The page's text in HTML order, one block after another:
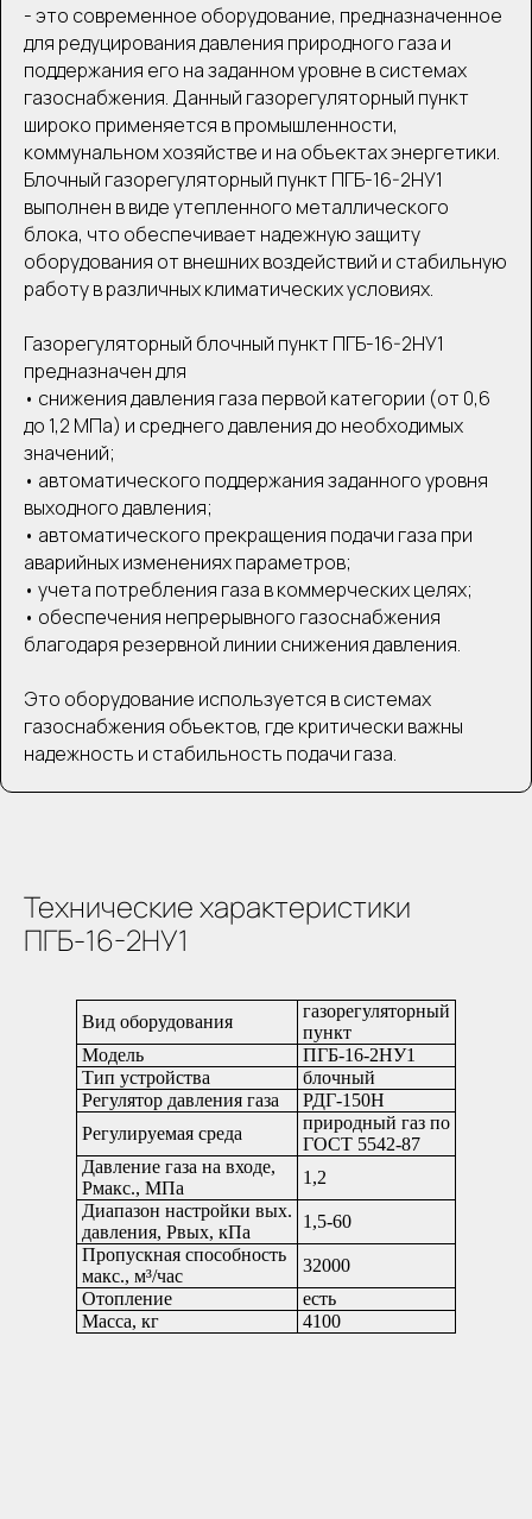
- это современное оборудование, предназначенное
для редуцирования давления природного газа и
поддержания его на заданном уровне в системах
газоснабжения. Данный газорегуляторный пункт
широко применяется в промышленности,
коммунальном хозяйстве и на объектах энергетики.
Блочный газорегуляторный пункт ПГБ-16-2НУ1
выполнен в виде утепленного металлического
блока, что обеспечивает надежную защиту
оборудования от внешних воздействий и стабильную
работу в различных климатических условиях.
Газорегуляторный блочный пункт ПГБ-16-2НУ1
предназначен для
• снижения давления газа первой категории (от 0,6
до 1,2 МПа) и среднего давления до необходимых
значений;
• автоматического поддержания заданного уровня
выходного давления;
• автоматического прекращения подачи газа при
аварийных изменениях параметров;
• учета потребления газа в коммерческих целях;
• обеспечения непрерывного газоснабжения
благодаря резервной линии снижения давления.
Это оборудование используется в системах
газоснабжения объектов, где критически важны
надежность и стабильность подачи газа.
Технические характеристики
ПГБ-16-2НУ1
Вид оборудования
газорегуляторный
пункт
Модель
ПГБ-16-2НУ1
Тип устройства
блочный
Регулятор давления газа
РДГ-150Н
Регулируемая среда
природный газ по
ГОСТ 5542-87
Давление газа на входе,
Рмакс., МПа
1,2
Диапазон настройки вых.
давления, Рвых, кПа
1,5-60
Пропускная способность
макс., м³/час
32000
Отопление
есть
Масса, кг
4100